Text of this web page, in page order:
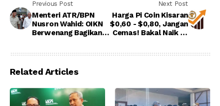
Previous Post
Menteri ATR/BPN
Nusron Wahid: OIKN
Berwenang Bagikan
Next Post
Harga Pi Coin Kisaran
$0,60 - $0,80, Jangan
Cemas! Bakal Naik 10
Related Articles